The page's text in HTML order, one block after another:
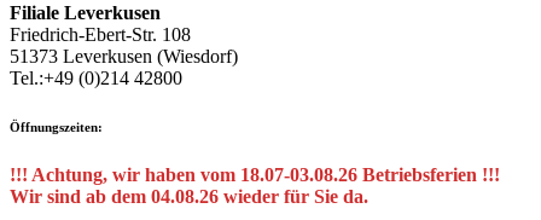
Filiale Leverkusen
Friedrich-Ebert-Str. 108
51373 Leverkusen (Wiesdorf)
Tel.:+49 (0)214 42800
Öffnungszeiten:
!!! Achtung, wir haben vom 18.07-03.08.26 Betriebsferien !!!
Wir sind ab dem 04.08.26 wieder für Sie da.